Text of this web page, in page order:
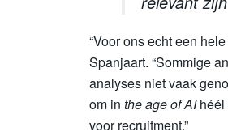
“Voor ons echt een
Spanjaart. “Sommige
analyses niet vaak
om in the age of AI
voor recruitment.”